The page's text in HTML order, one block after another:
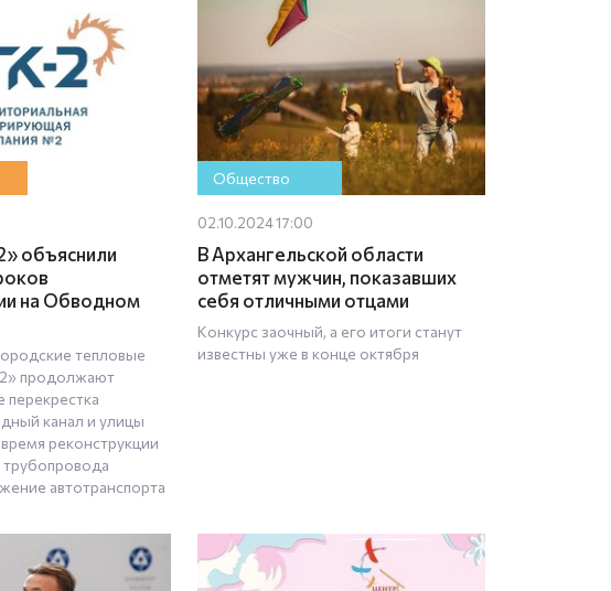
объяснили
на Обводном
тепловые
продолжают
перекрестка
канал и улицы
время реконструкции
трубопровода
автотранспорта
Общество
02.10.2024 17:00
В Архангельской области
отметят мужчин, показавших
себя отличными отцами
Конкурс заочный, а его итоги станут
известны уже в конце октября